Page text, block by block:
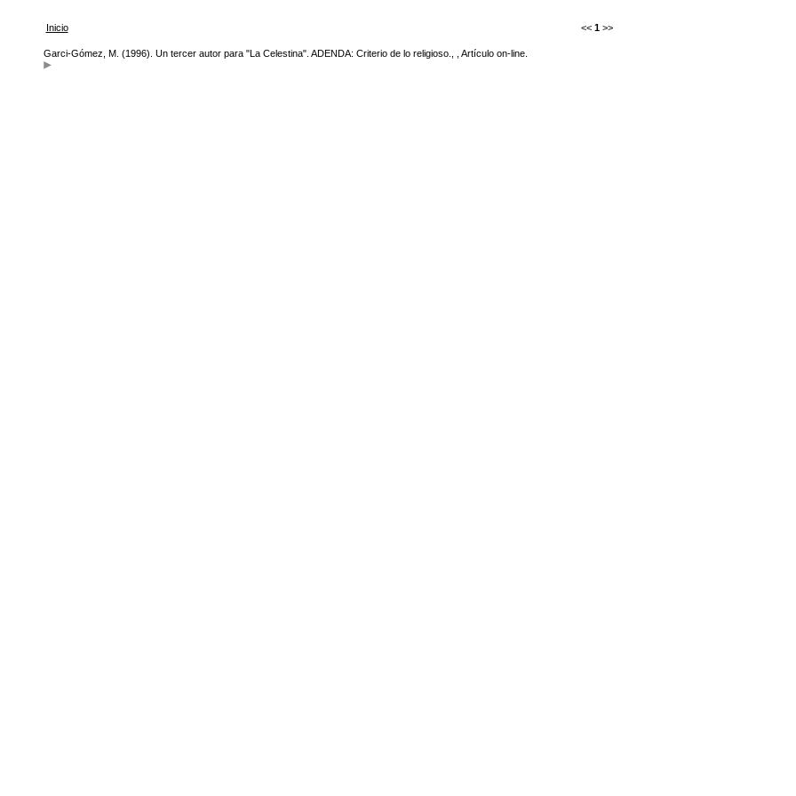
Inicio << 1 >>
Garci-Gómez, M. (1996). Un tercer autor para "La Celestina". ADENDA: Criterio de lo religioso., , Artículo on-line.